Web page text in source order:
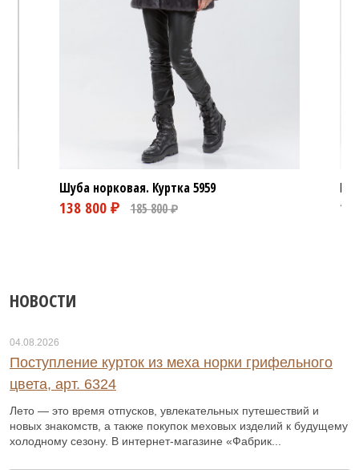
Шуба норковая. Куртка5959
НОВОСТИ
04.08.2026
Поступление курток из меха норки грифельного
цвета, арт. 6324
Лето — это время отпусков, увлекательных путешествий и
новых знакомств, а также покупок меховых изделий к будущему
холодному сезону. В интернет-магазине «Фабрик...